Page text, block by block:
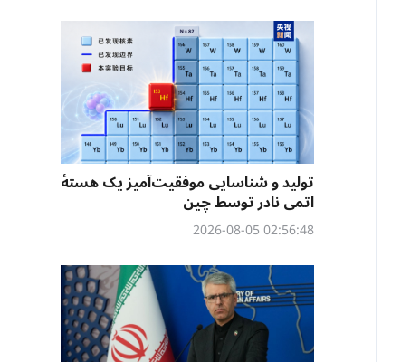
تولید و شناسایی موفقیت‌آمیز یک هستهٔ
اتمی نادر توسط چین
02:56:48 2026-08-05